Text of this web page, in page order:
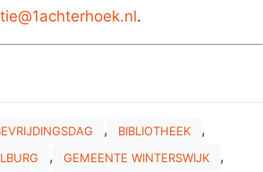
.
, BIBLIOTHEEK ,
, GEMEENTE WINTERSWIJK ,